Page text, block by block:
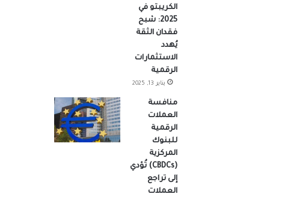
الكريبتو في
2025: شبح
فقدان الثقة
يُهدد
الاستثمارات
الرقمية
يناير 13, 2025
منافسة
العملات
الرقمية
للبنوك
المركزية
(CBDCs) تُؤدي
إلى تراجع
العملات